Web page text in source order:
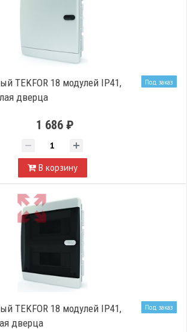
Под заказ
TEKFOR 18 модулей IP41,
дверца
1 686 ₽
В корзину
Под заказ
TEKFOR 18 модулей IP41,
дверца